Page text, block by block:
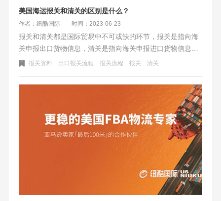
美国海运报关和清关的区别是什么？
作者：纽酷国际 时间：2023-06-23
报关和清关都是国际贸易中不可或缺的环节，报关是指向海
关申报出口货物信息，清关是指向海关申报进口货物信息。
准备的资料和流程步骤不同，在报关流程中需要准备出口货
口货物详细信息、商业发票、销售合同等资料。准确完整的
报关和清关可以确保货物的合法性，促进进出口贸易的顺利
报关资料 出口报关流程 报关流程 报关 清关